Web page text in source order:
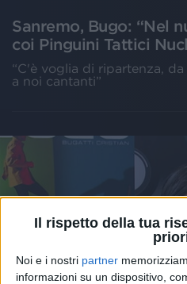
Il rispetto della tua
Noi e i nostri partner
informazioni su un dispositivo,
Sanremo, Bugo: “Nel
coi Pinguini Tattici
“C'è voglia di ripartenza,
a noi cantanti”